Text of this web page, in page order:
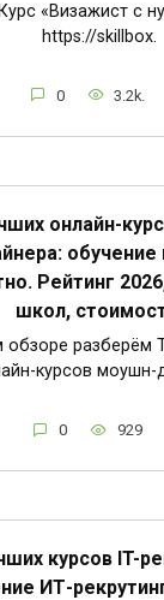
«Визажист с
https://skillbox.
0 3.2k.
онлайн-
обучение
Рейтинг
школ,
обзоре разберём
курсов моушн-
0 929
курсов IT-
ИТ-